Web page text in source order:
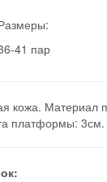
41 пар
кожа. Материал
платформы: 3см.